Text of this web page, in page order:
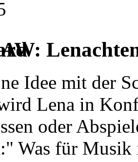
Idee mit der
Lena in
oder
Was für Musik